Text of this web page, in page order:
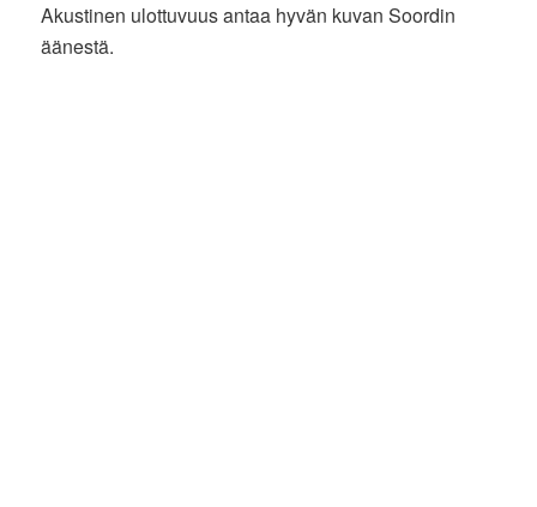
Akustinen ulottuvuus antaa hyvän kuvan Soordin
äänestä.